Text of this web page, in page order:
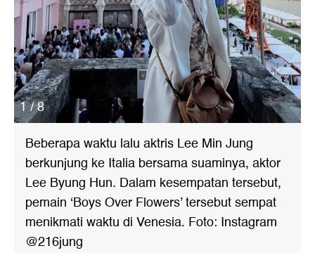
1 / 8
Beberapa waktu lalu aktris Lee Min Jung
berkunjung ke Italia bersama suaminya, aktor
Lee Byung Hun. Dalam kesempatan tersebut,
pemain ‘Boys Over Flowers’ tersebut sempat
menikmati waktu di Venesia. Foto: Instagram
@216jung